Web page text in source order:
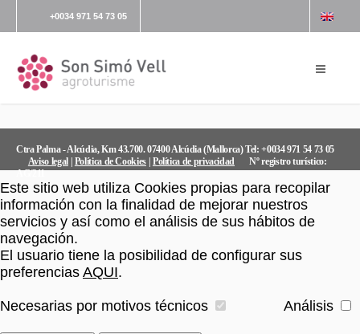
+0034 971 54 73 05
Ctra Palma - Alcúdia, Km 43.700. 07400 Alcúdia (Mallorca) Tel: +0034 971 54 73 05
Aviso legal| Política de Cookies| Política de privacidad Nº registro turístico:
AG/211
Este sitio web utiliza Cookies propias para recopilar
información con la finalidad de mejorar nuestros
servicios y así como el análisis de sus hábitos de
navegación.
El usuario tiene la posibilidad de configurar sus
preferencias AQUI.
Necesarias por motivos técnicos Análisis